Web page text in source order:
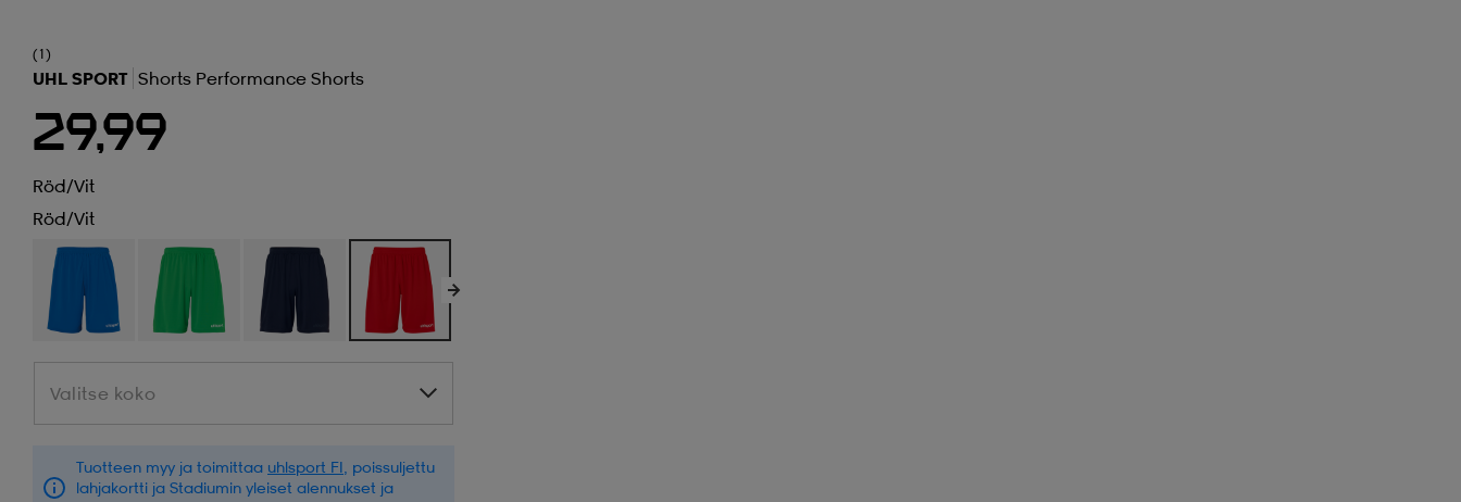
(1)
UHL SPORT Shorts Performance Shorts
29,99
Röd/vit
Röd/vit
Valitse koko
Valitse koko
Tuotteen myy ja toimittaa uhlsport FI , poissuljettu
lahjakortti ja Stadiumin yleiset alennukset ja